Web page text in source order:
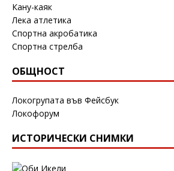
Кану-каяк
Лека атлетика
Спортна акробатика
Спортна стрелба
ОБЩНОСТ
Локогрупата във Фейсбук
Локофорум
ИСТОРИЧЕСКИ СНИМКИ